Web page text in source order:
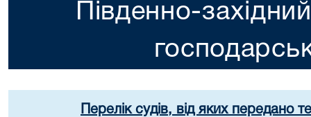
Південно-
Перелік судів, від яких передано